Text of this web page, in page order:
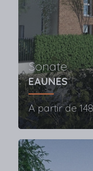
Sonate
EAUNES
A partir de